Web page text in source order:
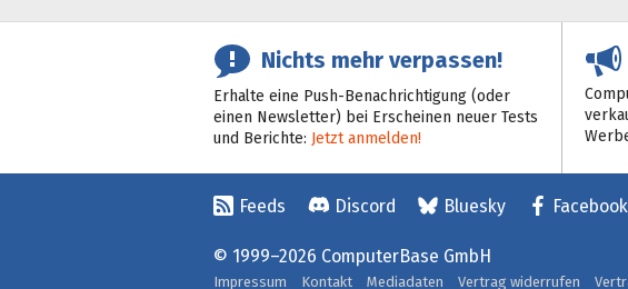
Nichts mehr verpassen!
Erhalte eine Push-Benachrichtigung (oder
einen Newsletter) bei Erscheinen neuer Tests
und Berichte: Jetzt anmelden!
Feeds Discord Bluesky Facebook
© 1999–2026 ComputerBase GmbH
Impressum Kontakt Mediadaten Vertrag widerrufen